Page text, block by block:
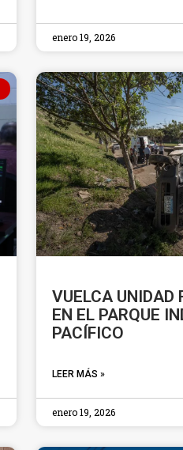
enero 19, 2026
VUELCA UNIDAD
EN EL PARQUE
PACÍFICO
LEER MÁS »
enero 19, 2026